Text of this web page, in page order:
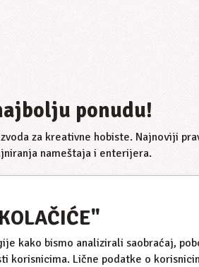
ponudu!
za kreativne hobiste. Najnoviji
nameštaja i enterijera.
NOVO
kako bismo analizirali saobraćaj,
korisnicima. Lične podatke o